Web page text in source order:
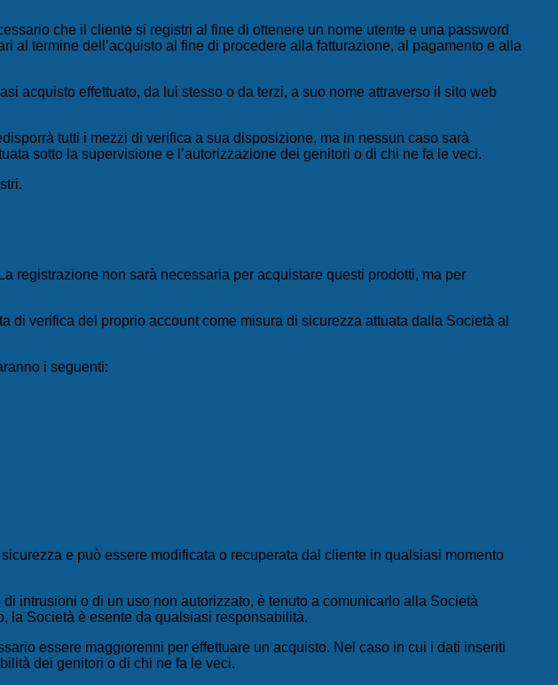
che il cliente si registri al fine di ottenere un nome utente e una password
al termine dell’acquisto al fine di procedere alla fatturazione, al pagamento e alla
acquisto effettuato, da lui stesso o da terzi, a suo nome attraverso il sito web
tutti i mezzi di verifica a sua disposizione, ma in nessun caso sarà
sotto la supervisione e l’autorizzazione dei genitori o di chi ne fa le veci.
registrazione non sarà necessaria per acquistare questi prodotti, ma per
di verifica del proprio account come misura di sicurezza attuata dalla Società al
i seguenti:
e può essere modificata o recuperata dal cliente in qualsiasi momento
intrusioni o di un uso non autorizzato, è tenuto a comunicarlo alla Società
la Società è esente da qualsiasi responsabilità.
essere maggiorenni per effettuare un acquisto. Nel caso in cui i dati inseriti
dei genitori o di chi ne fa le veci.